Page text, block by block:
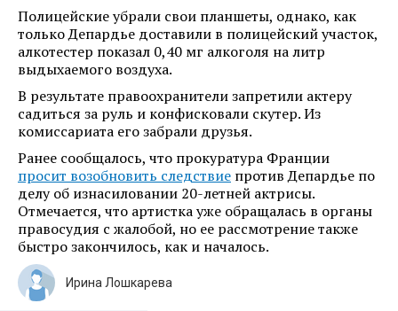
Полицейские убрали свои планшеты, однако, как
только Депардье доставили в полицейский участок,
алкотестер показал 0,40 мг алкоголя на литр
выдыхаемого воздуха.
В результате правоохранители запретили актеру
садиться за руль и конфисковали скутер. Из
комиссариата его забрали друзья.
Ранее сообщалось, что прокуратура Франции
просит возобновить следствие против Депардье по
делу об изнасиловании 20-летней актрисы.
Отмечается, что артистка уже обращалась в органы
правосудия с жалобой, но ее рассмотрение также
быстро закончилось, как и началось.
Ирина Лошкарева